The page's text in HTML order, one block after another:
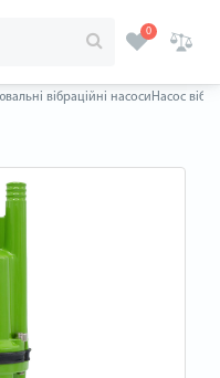
0
вібраційні насоси Насос